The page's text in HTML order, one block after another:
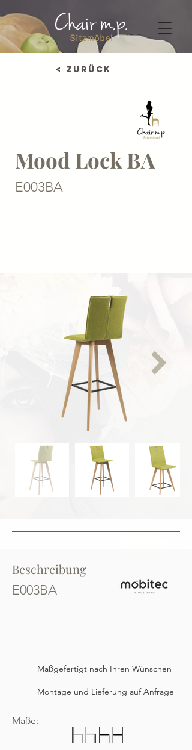
< Zurück
Mood Lock BA
E003BA
Beschreibung
E003BA
Maßgefertigt nach Ihren Wünschen
Montage und Lieferung auf Anfrage
Maße: